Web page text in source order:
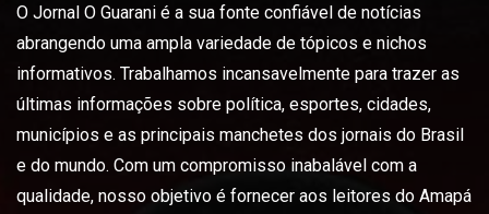
O Jornal O Guarani é a sua fonte confiável de notícias
abrangendo uma ampla variedade de tópicos e nichos
informativos. Trabalhamos incansavelmente para trazer as
últimas informações sobre política, esportes, cidades,
municípios e as principais manchetes dos jornais do Brasil
e do mundo. Com um compromisso inabalável com a
qualidade, nosso objetivo é fornecer aos leitores do Amapá